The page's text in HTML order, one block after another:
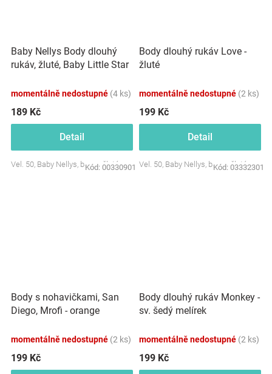
Baby Nellys Body dlouhý
rukáv, žluté, Baby Little Star
momentálně nedostupné (4 ks)
189 Kč
Detail
Vel. 50, Baby Nellys, barva: žlutá
Kód: 00330901
Body dlouhý rukáv Love -
žluté
momentálně nedostupné (2 ks)
199 Kč
Detail
Vel. 50, Baby Nellys, barva: žlutá
Kód: 03332301
Body s nohavičkami, San
Diego, Mrofi - orange
momentálně nedostupné (2 ks)
199 Kč
Body dlouhý rukáv Monkey -
sv. šedý melírek
momentálně nedostupné (2 ks)
199 Kč